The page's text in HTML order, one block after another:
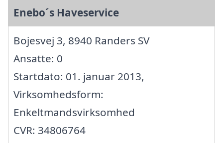
Enebo´s Haveservice
Bojesvej 3, 8940 Randers SV
Ansatte: 0
Startdato: 01. januar 2013,
Virksomhedsform:
Enkeltmandsvirksomhed
CVR: 34806764